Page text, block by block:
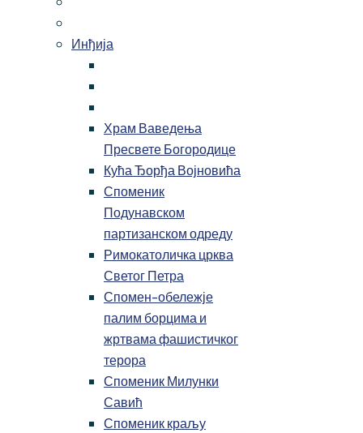
Инђија
Храм Ваведења
Пресвете Богородице
Кућа Ђорђа Војновића
Споменик
Подунавском
партизанском одреду
Римокатоличка црква
Светог Петра
Спомен-обележје
палим борцима и
жртвама фашистичког
терора
Споменик Милунки
Савић
Споменик краљу